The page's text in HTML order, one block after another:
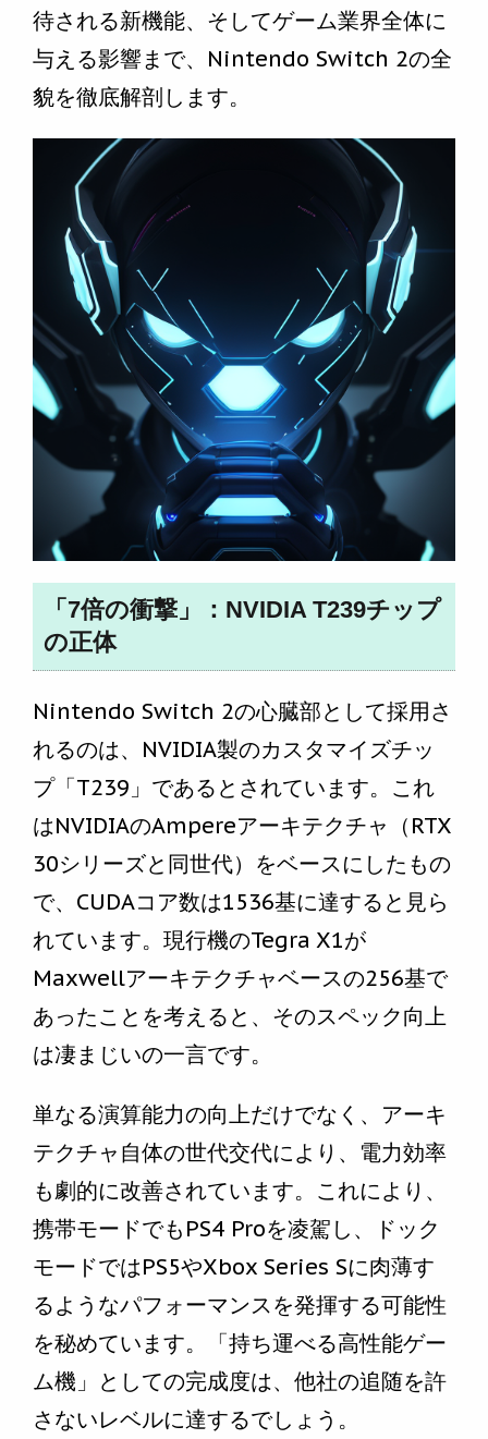
待される新機能、そしてゲーム業界全体に
与える影響まで、Nintendo Switch 2の全
貌を徹底解剖します。
「7倍の衝撃」：NVIDIA T239チップ
の正体
Nintendo Switch 2の心臓部として採用さ
れるのは、NVIDIA製のカスタマイズチッ
プ「T239」であるとされています。これ
はNVIDIAのAmpereアーキテクチャ（RTX
30シリーズと同世代）をベースにしたもの
で、CUDAコア数は1536基に達すると見ら
れています。現行機のTegra X1が
Maxwellアーキテクチャベースの256基で
あったことを考えると、そのスペック向上
は凄まじいの一言です。
単なる演算能力の向上だけでなく、アーキ
テクチャ自体の世代交代により、電力効率
も劇的に改善されています。これにより、
携帯モードでもPS4 Proを凌駕し、ドック
モードではPS5やXbox Series Sに肉薄す
るようなパフォーマンスを発揮する可能性
を秘めています。「持ち運べる高性能ゲー
ム機」としての完成度は、他社の追随を許
さないレベルに達するでしょう。